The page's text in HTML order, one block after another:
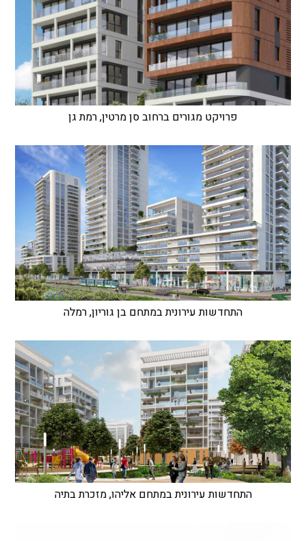
פרויקט מגורים ברחוב סן מרטין, רמת גן
התחדשות עירונית במתחם בן גוריון, רמלה
התחדשות עירונית במתחם אליהו, מזכרת בתיה